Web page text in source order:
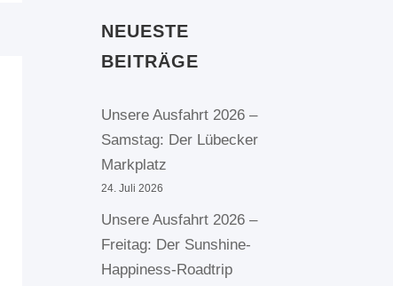
NEUESTE
BEITRÄGE
Unsere Ausfahrt 2026 –
Samstag: Der Lübecker
Markplatz
24. Juli 2026
Unsere Ausfahrt 2026 –
Freitag: Der Sunshine-
Happiness-Roadtrip